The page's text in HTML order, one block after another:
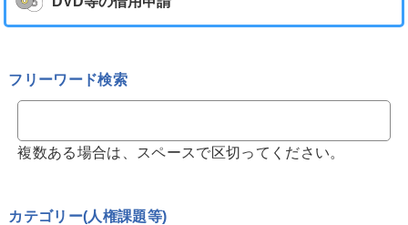
フリーワード検索
複数ある場合は、スペースで区切ってください。
カテゴリー(人権課題等)